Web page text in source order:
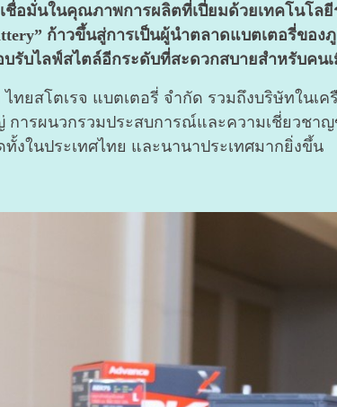
ชื่อมั่นในคุณภาพการผลิตที่เปี่ยมด้วยเทคโนโ
ก้าวขึ้นสู่การเป็นผู้นำตลาดแบตเตอรี่ขอ
รับไลฟ์สไตล์อีกระดับที่สะดวกสบายสำหรับคน
ตเรจ แบตเตอรี่ จำกัด รวมถึงบริษัทในเครื
การผนวกรวมประสบการณ์และความเชี่ยวชาญ
งในประเทศไทย และนานาประเทศมากยิ่งขึ้น